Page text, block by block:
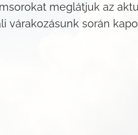
meglátjuk az
várakozásunk során